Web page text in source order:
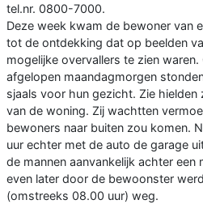
tel.nr. 0800-7000.
Deze week kwam de bewoner van
tot de ontdekking dat op beelden
mogelijke overvallers te zien
afgelopen maandagmorgen
sjaals voor hun gezicht. Zie
van de woning. Zij wachtten
bewoners naar buiten zou komen.
uur echter met de auto de garage
de mannen aanvankelijk achter een
even later door de bewoonster
(omstreeks 08.00 uur) weg.